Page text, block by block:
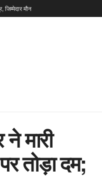
मौन
मारी
तोड़ा दम;